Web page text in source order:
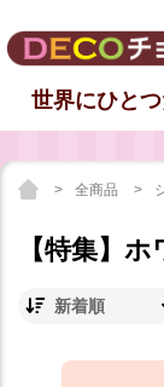
世界にひと
全商品
【特集】